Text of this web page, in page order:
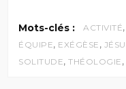
Mots-clés : ACTIVITÉ
ÉQUIPE, EXÉGÈSE ,
SOLITUDE,THÉOLOGIE ,